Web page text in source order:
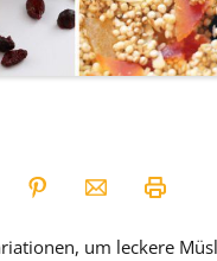
um leckere